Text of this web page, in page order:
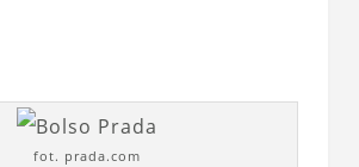
fot. prada.com